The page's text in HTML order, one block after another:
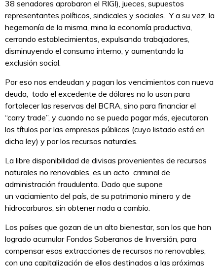
38 senadores aprobaron el RIGI), jueces, supuestos
representantes políticos, sindicales y sociales. Y a su vez, la
hegemonía de la misma, mina la economía productiva,
cerrando establecimientos, expulsando trabajadores,
disminuyendo el consumo interno, y aumentando la
exclusión social.
Por eso nos endeudan y pagan los vencimientos con nueva
deuda, todo el excedente de dólares no lo usan para
fortalecer las reservas del BCRA, sino para financiar el
“carry trade”, y cuando no se pueda pagar más, ejecutaran
los títulos por las empresas públicas (cuyo listado está en
dicha ley) y por los recursos naturales.
La libre disponibilidad de divisas provenientes de recursos
naturales no renovables, es un acto criminal de
administración fraudulenta. Dado que supone
un vaciamiento del país, de su patrimonio minero y de
hidrocarburos, sin obtener nada a cambio.
Los países que gozan de un alto bienestar, son los que han
logrado acumular Fondos Soberanos de Inversión, para
compensar esas extracciones de recursos no renovables,
con una capitalización de ellos destinados a las próximas